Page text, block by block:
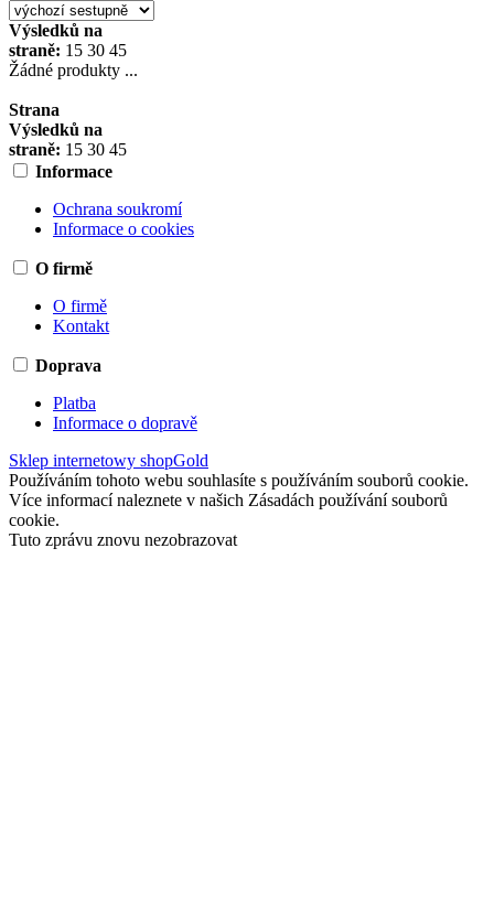
Výsledků na
straně: 15 30 45
Žádné produkty ...
Strana
Výsledků na
straně: 15 30 45
Informace
Ochrana soukromí
Informace o cookies
O firmě
O firmě
Kontakt
Doprava
Platba
Informace o dopravě
Sklep internetowy shopGold
Používáním tohoto webu souhlasíte s používáním souborů cookie.
Více informací naleznete v našich Zásadách používání souborů
cookie.
Tuto zprávu znovu nezobrazovat